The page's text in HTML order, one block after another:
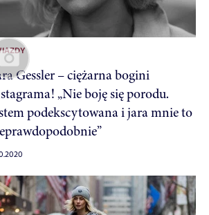
Gessler – ciężarna bogini
„Nie boję się porodu.
podekscytowana i jara mnie to